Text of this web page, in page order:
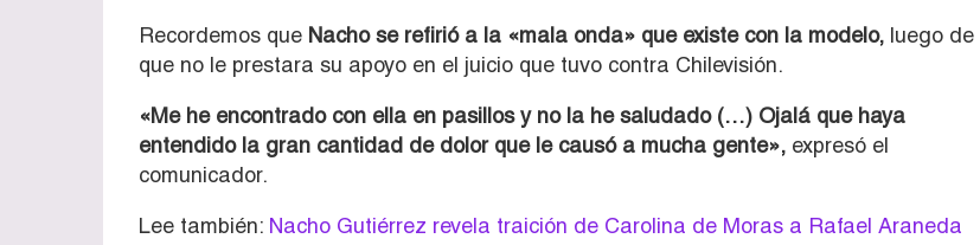
Recordemos que Nacho se refirió a la «mala onda» que existe con la modelo, luego de
que no le prestara su apoyo en el juicio que tuvo contra Chilevisión.
«Me he encontrado con ella en pasillos y no la he saludado (…) Ojalá que haya
entendido la gran cantidad de dolor que le causó a mucha gente», expresó el
comunicador.
Lee también: Nacho Gutiérrez revela traición de Carolina de Moras a Rafael Araneda